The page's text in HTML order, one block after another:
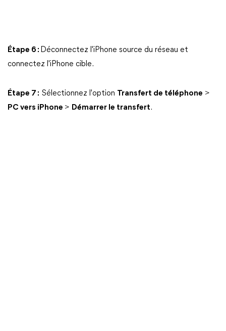
Étape 6 : Déconnectez l'iPhone source du réseau et
connectez l'iPhone cible.
Étape 7 : Sélectionnez l'option Transfert de téléphone >
PC vers iPhone > Démarrer le transfert.